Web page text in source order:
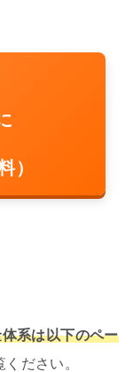
）
系は以下のペー
ださい。